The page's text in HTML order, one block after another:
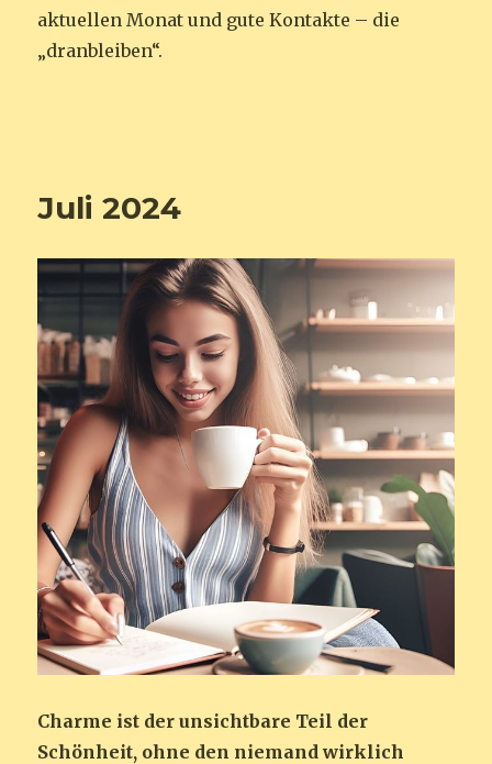
aktuellen Monat und gute Kontakte – die
„dranbleiben“.
Juli 2024
Charme ist der unsichtbare Teil der
Schönheit, ohne den niemand wirklich